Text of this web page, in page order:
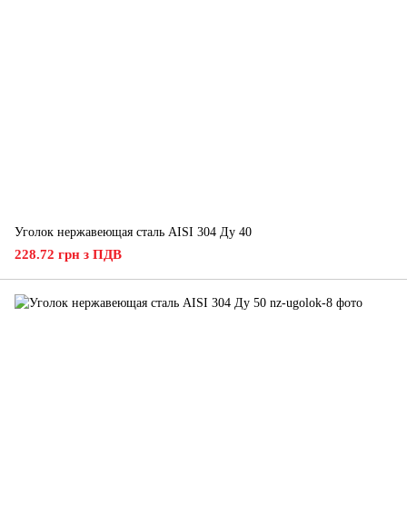
Уголок нержавеющая сталь AISI 304 Ду 40
228.72 грн з ПДВ